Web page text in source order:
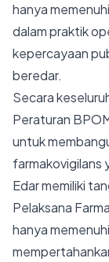
hanya
dalam praktik
kepercayaan
beredar.
Secara
Peraturan
untuk
farmakovigilans
Edar memiliki
Pelaksana
hanya